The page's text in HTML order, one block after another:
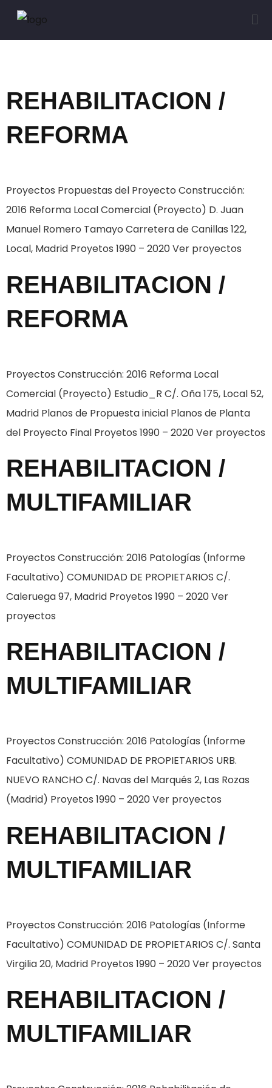
REHABILITACION /
REFORMA
Proyectos Propuestas del Proyecto Construcción:
2016 Reforma Local Comercial (Proyecto) D. Juan
Manuel Romero Tamayo Carretera de Canillas 122,
Local, Madrid Proyetos 1990 – 2020 Ver proyectos
REHABILITACION /
REFORMA
Proyectos Construcción: 2016 Reforma Local
Comercial (Proyecto) Estudio_R C/. Oña 175, Local 52,
Madrid Planos de Propuesta inicial Planos de Planta
del Proyecto Final Proyetos 1990 – 2020 Ver proyectos
REHABILITACION /
MULTIFAMILIAR
Proyectos Construcción: 2016 Patologías (Informe
Facultativo) COMUNIDAD DE PROPIETARIOS C/.
Caleruega 97, Madrid Proyetos 1990 – 2020 Ver
proyectos
REHABILITACION /
MULTIFAMILIAR
Proyectos Construcción: 2016 Patologías (Informe
Facultativo) COMUNIDAD DE PROPIETARIOS URB.
NUEVO RANCHO C/. Navas del Marqués 2, Las Rozas
(Madrid) Proyetos 1990 – 2020 Ver proyectos
REHABILITACION /
MULTIFAMILIAR
Proyectos Construcción: 2016 Patologías (Informe
Facultativo) COMUNIDAD DE PROPIETARIOS C/. Santa
Virgilia 20, Madrid Proyetos 1990 – 2020 Ver proyectos
REHABILITACION /
MULTIFAMILIAR